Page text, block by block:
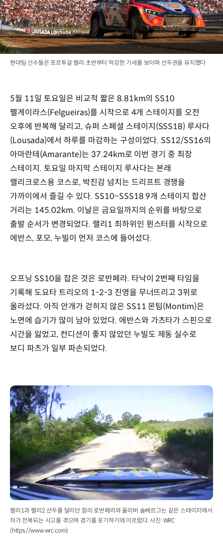
현대팀 선수들은 포르투갈 랠리 초반부터 막강한 기세를 보이며 선두권을 유지했다
5월 11일 토요일은 비교적 짧은 8.81km의 SS10
펠게이라스(Felgueiras)를 시작으로 4개 스테이지를 오전
오후에 반복해 달리고, 슈퍼 스페셜 스테이지(SSS18) 루사다
(Lousada)에서 하루를 마감하는 구성이었다. SS12/SS16의
아마란테(Amarante)는 37.24km로 이번 경기 중 최장
스테이지. 토요일 마지막 스테이지 루사다는 본래
랠리크로스용 코스로, 박진감 넘치는 드리프트 경쟁을
가까이에서 즐길 수 있다. SS10~SSS18 9개 스테이지 합산
거리는 145.02km. 이날은 금요일까지의 순위를 바탕으로
출발 순서가 변경되었다. 랠리1 최하위인 뮌스터를 시작으로
에반스, 포모, 누빌이 먼저 코스에 들어섰다.
오프닝 SS10을 잡은 것은 로반페라. 타낙이 2번째 타임을
기록해 도요타 트리오의 1-2-3 진영을 무너뜨리고 3위로
올라섰다. 아직 안개가 걷히지 않은 SS11 몬팀(Montim)은
노면에 습기가 많이 남아 있었다. 에반스와 가츠타가 스핀으로
시간을 잃었고, 컨디션이 좋지 않았던 누빌도 제동 실수로
보디 파츠가 일부 파손되었다.
랠리1과 랠리2 선두를 달리던 칼리 로반페라와 올리버 솔베르그는 같은 스테이지에서
차가 전복되는 사고를 겪으며 경기를 포기하기에 이르렀다. 사진: WRC
(https://www.wrc.com)